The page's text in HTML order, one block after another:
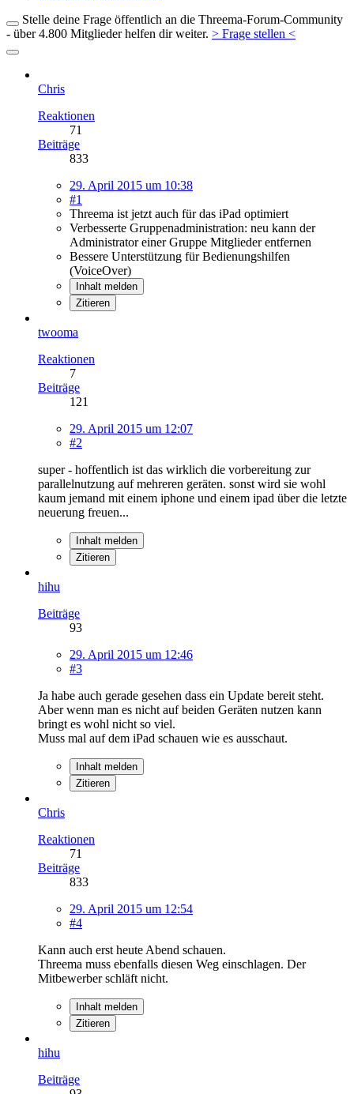
Stelle deine Frage öffentlich an die Threema-Forum-Community
- über 4.800 Mitglieder helfen dir weiter. > Frage stellen <
Chris
Reaktionen
71
Beiträge
833
29. April 2015 um 10:38
#1
Threema ist jetzt auch für das iPad optimiert
Verbesserte Gruppenadministration: neu kann der
Administrator einer Gruppe Mitglieder entfernen
Bessere Unterstützung für Bedienungshilfen
(VoiceOver)
Inhalt melden
Zitieren
twooma
Reaktionen
7
Beiträge
121
29. April 2015 um 12:07
#2
super - hoffentlich ist das wirklich die vorbereitung zur
parallelnutzung auf mehreren geräten. sonst wird sie wohl
kaum jemand mit einem iphone und einem ipad über die letzte
neuerung freuen...
Inhalt melden
Zitieren
hihu
Beiträge
93
29. April 2015 um 12:46
#3
Ja habe auch gerade gesehen dass ein Update bereit steht.
Aber wenn man es nicht auf beiden Geräten nutzen kann
bringt es wohl nicht so viel.
Muss mal auf dem iPad schauen wie es ausschaut.
Inhalt melden
Zitieren
Chris
Reaktionen
71
Beiträge
833
29. April 2015 um 12:54
#4
Kann auch erst heute Abend schauen.
Threema muss ebenfalls diesen Weg einschlagen. Der
Mitbewerber schläft nicht.
Inhalt melden
Zitieren
hihu
Beiträge